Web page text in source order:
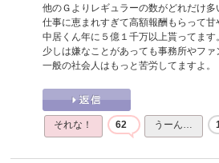
他のＧよりレギュラーの数がどれだけ多
仕事に恵まれすぎて高額報酬もらって甘
中居くん年に５億１千万以上貰ってます。
少しは嫌なことがあっても事務所やファ
一般の社会人はもっと苦労してますよ。
それな！ 62 うーん…